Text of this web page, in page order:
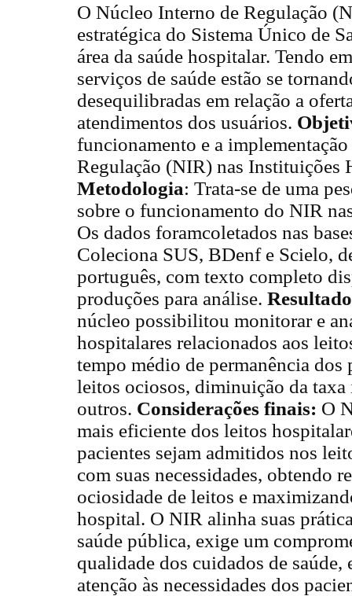
O Núcleo Interno de Regulação
estratégica do Sistema Único de
área da saúde hospitalar. Tendo
serviços de saúde estão se
desequilibradas em relação a
atendimentos dos usuários.
funcionamento e a
Regulação (NIR) nas Instituições
Metodologia: Trata-se de uma
sobre o funcionamento do NIR
Os dados foramcoletados nas
Coleciona SUS, BDenf e Scielo,
português, com texto completo
produções para análise. Resultado
núcleo possibilitou monitorar e
hospitalares relacionados aos
tempo médio de permanência dos
leitos ociosos, diminuição da
outros. Considerações finais: O
mais eficiente dos leitos
pacientes sejam admitidos nos
com suas necessidades,
ociosidade de leitos e
hospital. O NIR alinha suas
saúde pública, exige um
qualidade dos cuidados de
atenção às necessidades dos